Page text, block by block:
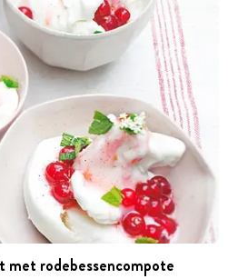
met rodebessencompote